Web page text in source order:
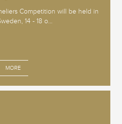
Competition will be held in
14 - 18 o...
MORE